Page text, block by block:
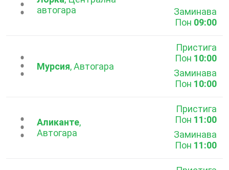
автогара
Заминава
Пон 09:00
...Мурсия, Автогара
Пристига
Пон 10:00
Заминава
Пон 10:00
...Аликанте,
Автогара
Пристига
Пон 11:00
Заминава
Пон 11:00